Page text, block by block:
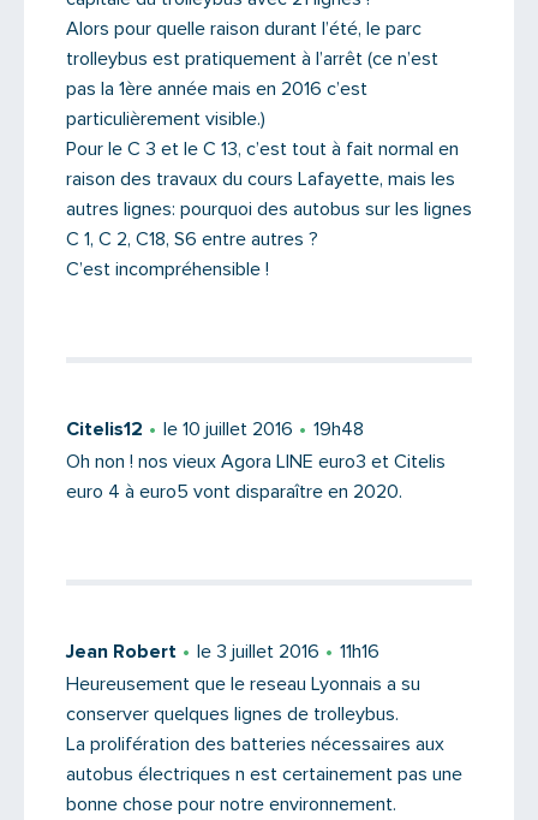
Alors pour quelle raison durant l’été, le parc
trolleybus est pratiquement à l’arrêt (ce n’est
pas la 1ère année mais en 2016 c’est
particulièrement visible.)
Pour le C 3 et le C 13, c’est tout à fait normal en
raison des travaux du cours Lafayette, mais les
autres lignes: pourquoi des autobus sur les lignes
C 1, C 2, C18, S6 entre autres ?
C’est incompréhensible !
Citelis12 le 10 juillet 2016
19h48
Oh non ! nos vieux Agora LINE euro3 et Citelis
euro 4 à euro5 vont disparaître en 2020.
Jean Robert le 3 juillet 2016
11h16
Heureusement que le reseau Lyonnais a su
conserver quelques lignes de trolleybus.
La prolifération des batteries nécessaires aux
autobus électriques n est certainement pas une
bonne chose pour notre environnement.